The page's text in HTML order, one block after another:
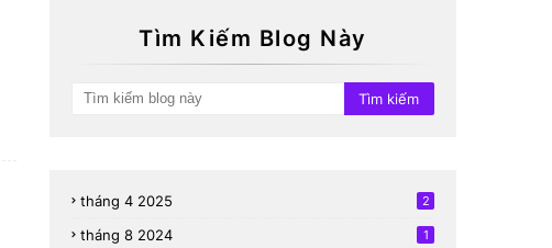
Tìm Kiếm Blog Này
tháng 4 2025 2
tháng 8 2024 1